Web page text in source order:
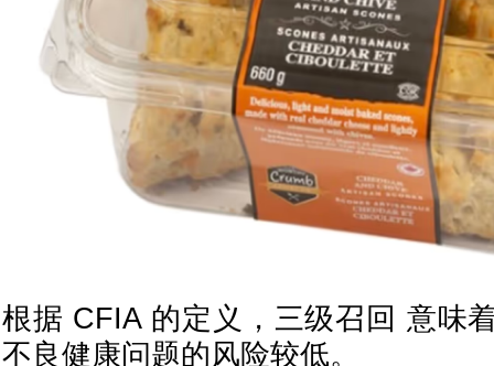
根据 CFIA 的定义，三级召回 意味
不良健康问题的风险较低。